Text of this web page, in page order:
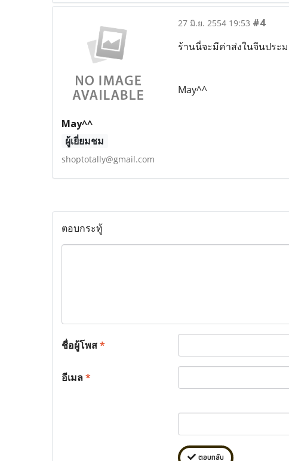
May^^
ผู้เยี่ยมชม
shoptotally@gmail.com
27 มิ.ย. 2554 19:53 #4
ร้านนี่จะมีค่าส่งในจีนประ
May^^
ตอบกระทู้
ชื่อผู้โพส*
อีเมล*
ตอบกลับ